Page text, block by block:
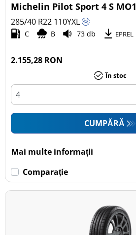
Michelin Pilot Sport 4 S MO1
285/40 R22 110YXL
C B 73 db EPREL
2.155,28 RON
În stoc
CUMPĂRĂ
Mai multe informații
Comparaţie